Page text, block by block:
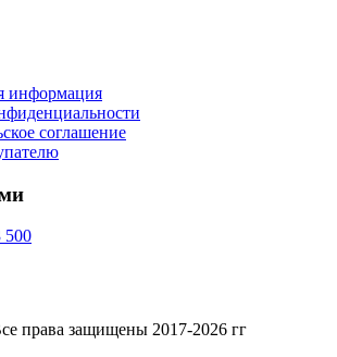
информация
соглашение
500
права защищены 2017-2026 гг